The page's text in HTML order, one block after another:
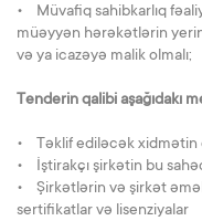
• Müvafiq sahibkarlıq
müəyyən hərəkətlərin
və ya icazəyə malik olmalı;
Tenderin qalibi aşağıdakı
• Təklif ediləcək xidmətin
• İştirakçı şirkətin bu
• Şirkətlərin və şirkət
sertifikatlar və lisenziyalar